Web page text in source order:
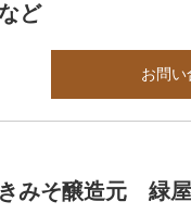
ど
お問い
みそ醸造元 緑